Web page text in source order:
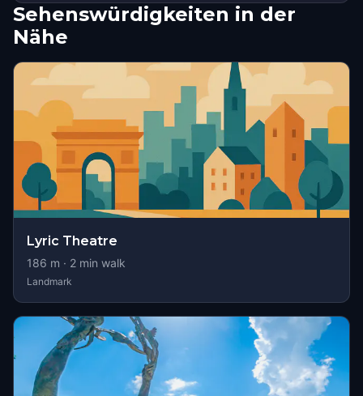
Sehenswürdigkeiten in der
Nähe
Lyric Theatre
186 m · 2 min walk
Landmark